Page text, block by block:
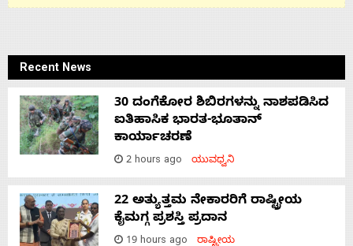
Recent News
30 ದಂಗೆಕೋರ ಶಿಬಿರಗಳನ್ನು ನಾಶಪಡಿಸಿದ
ಐತಿಹಾಸಿಕ ಭಾರತ-ಭೂತಾನ್
ಕಾರ್ಯಾಚರಣೆ
2 hours ago ಯುವಧ್ವನಿ
22 ಅತ್ಯುತ್ತಮ ನೇಕಾರರಿಗೆ ರಾಷ್ಟ್ರೀಯ
ಕೈಮಗ್ಗ ಪ್ರಶಸ್ತಿ ಪ್ರದಾನ
19 hours ago ರಾಷ್ಟ್ರೀಯ